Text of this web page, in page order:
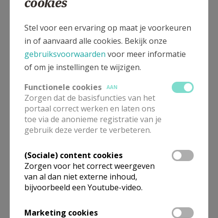
het evangelie op een authentieke wijze heeft beleefd.
Daarom wijst hij, ook na zeven eeuwen, nog steeds
een weg voor mensen die zich geboeid weten door
een levend model van waarachtig leven naar het
maar ontdekte de verborgen parel van de Blijde
Boodschap. Hij kreeg metgezellen en werd een
gedreven inspirator die een nieuwe vorm van
samenleven inluidde, een broeder zijn van elkaar met
leven eindigde in een dal van pijn en lijden, maar
bijna blind en met een gebroken stem van het vele
preken zong hij zijn lied voor broeder zon en moeder
geboorteplek werd van zijn broederschap, arm en
Stel voor een ervaring op maat je voorkeuren
in of aanvaard alle cookies. Bekijk onze
gebruiksvoorwaarden voor meer informatie
of om je instellingen te wijzigen.
Functionele cookies
AAN
Zorgen dat de basisfuncties van het
portaal correct werken en laten ons
toe via de anonieme registratie van je
gebruik deze verder te verbeteren.
(Sociale) content cookies
Zorgen voor het correct weergeven
van al dan niet externe inhoud,
bijvoorbeeld een Youtube-video.
Marketing cookies